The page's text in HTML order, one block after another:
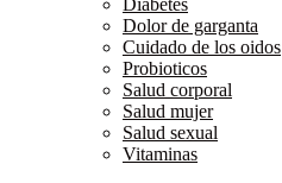
Diabetes
Dolor de garganta
Cuidado de los oidos
Probioticos
Salud corporal
Salud mujer
Salud sexual
Vitaminas